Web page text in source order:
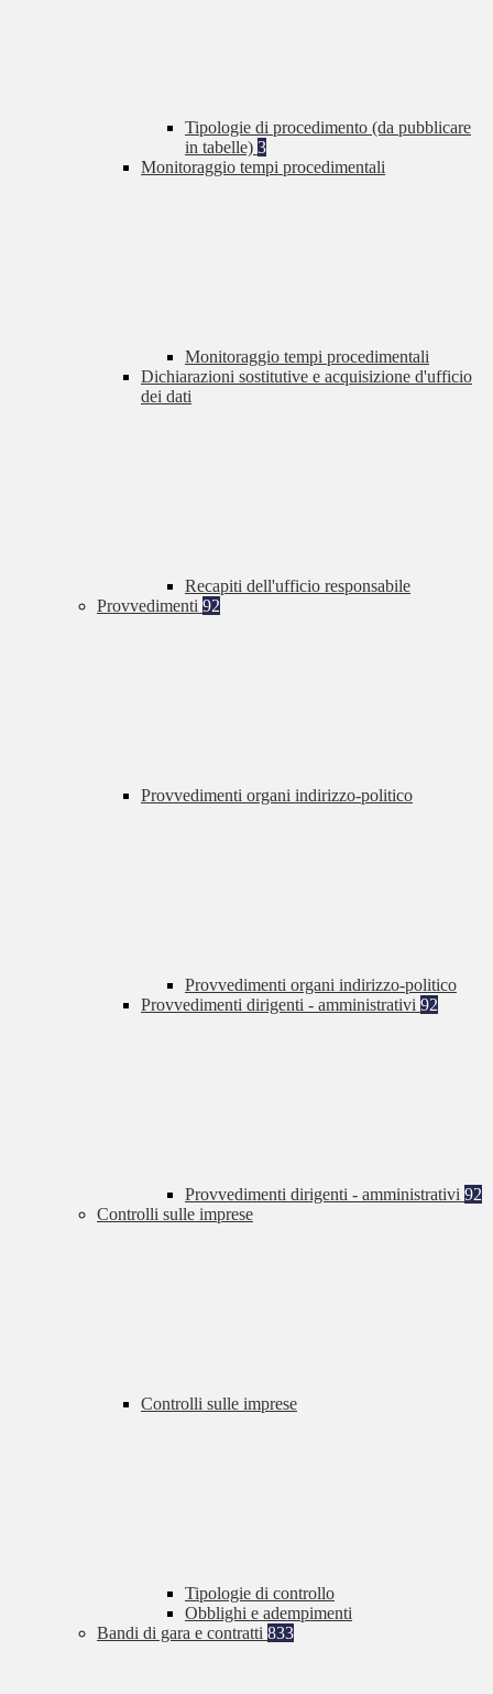
Tipologie di procedimento (da pubblicare
in tabelle) 3
Monitoraggio tempi procedimentali
Monitoraggio tempi procedimentali
Dichiarazioni sostitutive e acquisizione d'ufficio
dei dati
Recapiti dell'ufficio responsabile
Provvedimenti 92
Provvedimenti organi indirizzo-politico
Provvedimenti organi indirizzo-politico
Provvedimenti dirigenti - amministrativi 92
Provvedimenti dirigenti - amministrativi 92
Controlli sulle imprese
Controlli sulle imprese
Tipologie di controllo
Obblighi e adempimenti
Bandi di gara e contratti 833